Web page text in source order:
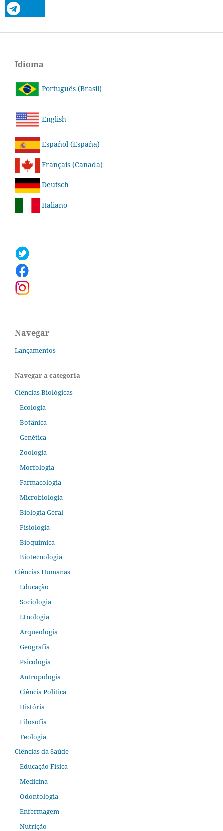
Idioma
Português (Brasil)
English
Español (España)
Français (Canada)
Deutsch
Italiano
Navegar
Lançamentos
Navegar a categoria
Ciências Biológicas
Ecologia
Botânica
Genética
Zoologia
Morfologia
Farmacologia
Microbiologia
Biologia Geral
Fisiologia
Bioquímica
Biotecnologia
Ciências Humanas
Educação
Sociologia
Etnologia
Arqueologia
Geografia
Psicologia
Antropologia
Ciência Política
História
Filosofia
Teologia
Ciências da Saúde
Educação Física
Medicina
Odontologia
Enfermagem
Nutrição